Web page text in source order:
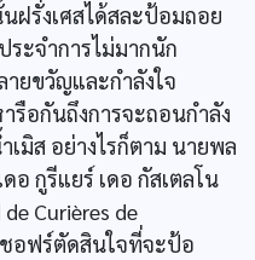
ฝรั่งเศสได้สละป้อมถอย
ะจำการไม่มากนัก
ยขวัญและกำลังใจ
รือกันถึงการจะถอนกำลัง
มิส อย่างไรก็ตาม นายพล
อ กูรีแยร์ เดอ กัสเตลโน
Curières de
อฟร์ตัดสินใจที่จะป้อ